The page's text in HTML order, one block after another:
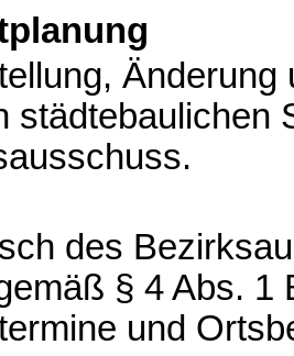
städtebaulichen
des
§ 4 Abs. 1
und